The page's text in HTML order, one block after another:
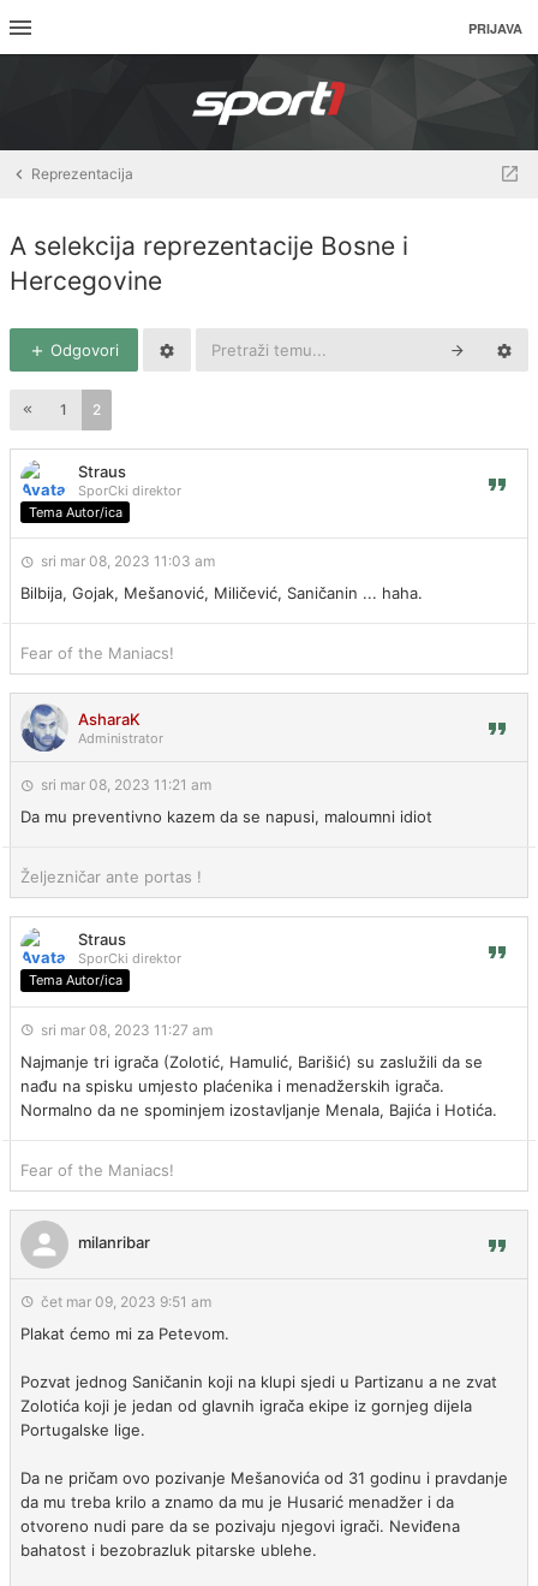
PRIJAVA
Reprezentacija
A selekcija reprezentacije Bosne i
Hercegovine
Odgovori
1 2
Straus
SporCki direktor
Tema Autor/ica
sri mar 08, 2023 11:03 am
Bilbija, Gojak, Mešanović, Miličević, Saničanin ... haha.
Fear of the Maniacs!
AsharaK
Administrator
sri mar 08, 2023 11:21 am
Da mu preventivno kazem da se napusi, maloumni idiot
Željezničar ante portas !
Straus
SporCki direktor
Tema Autor/ica
sri mar 08, 2023 11:27 am
Najmanje tri igrača (Zolotić, Hamulić, Barišić) su zaslužili da se
nađu na spisku umjesto plaćenika i menadžerskih igrača.
Normalno da ne spominjem izostavljanje Menala, Bajića i Hotića.
Fear of the Maniacs!
milanribar
čet mar 09, 2023 9:51 am
Plakat ćemo mi za Petevom.
Pozvat jednog Saničanin koji na klupi sjedi u Partizanu a ne zvat
Zolotića koji je jedan od glavnih igrača ekipe iz gornjeg dijela
Portugalske lige.
Da ne pričam ovo pozivanje Mešanovića od 31 godinu i pravdanje
da mu treba krilo a znamo da mu je Husarić menadžer i da
otvoreno nudi pare da se pozivaju njegovi igrači. Neviđena
bahatost i bezobrazluk pitarske ublehe.